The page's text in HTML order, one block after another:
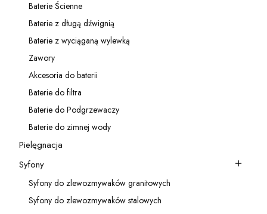
Kategoria - Baterie Ścienne
Baterie Ścienne
Kategoria - Baterie z długą dźwignią
Baterie z długą dźwignią
Kategoria - Baterie z wyciąganą wylewką
Baterie z wyciąganą wylewką
Kategoria - Zawory
Zawory
Kategoria - Akcesoria do baterii
Akcesoria do baterii
Kategoria - Baterie do filtra
Baterie do filtra
Kategoria - Baterie do Podgrzewaczy
Baterie do Podgrzewaczy
Kategoria - Baterie do zimnej wody
Baterie do zimnej wody
Kategoria - Pielęgnacja
Pielęgnacja
Kategoria - Syfony
Syfony
Kategoria - Syfony do zlewozmywaków granitowych
Syfony do zlewozmywaków granitowych
Kategoria - Syfony do zlewozmywaków stalowych
Syfony do zlewozmywaków stalowych